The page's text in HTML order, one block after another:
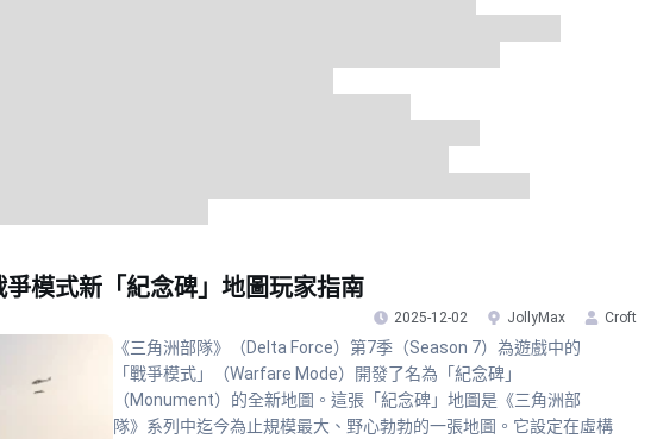
爭模式新「紀念碑」地圖玩家指南
2025-12-02 JollyMax Croft
《三角洲部隊》（Delta Force）第7季（Season 7）為遊戲中的
「戰爭模式」（Warfare Mode）開發了名為「紀念碑」
（Monument）的全新地圖。這張「紀念碑」地圖是《三角洲部
隊》系列中迄今為止規模最大、野心勃勃的一張地圖。它設定在虛構